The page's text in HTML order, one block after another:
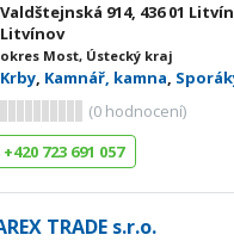
Valdštejnská 914, 436 01
Litvínov
okres Most, Ústecký kraj
Krby, Kamnář, kamna,
(0 hodnocení)
+420 723 691 057
TRADE s.r.o.